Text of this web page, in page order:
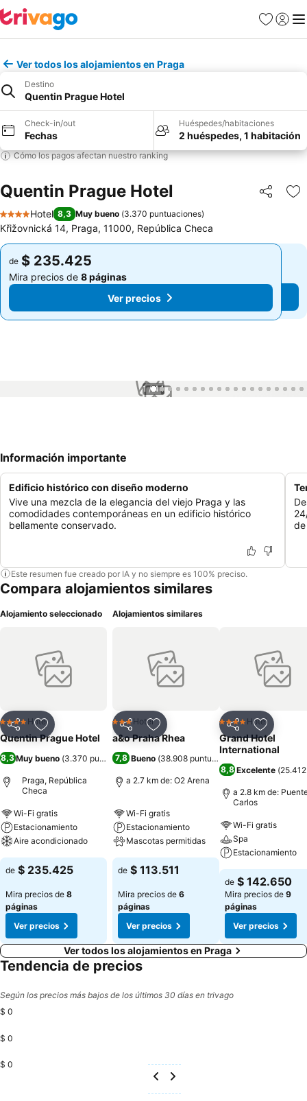
Favoritos
Iniciar
Ver todos los alojamientos en Praga
Destino
Quentin Prague Hotel
Check-in/out
Fechas
Huéspedes/habitaciones
2 huéspedes, 1 habitación
Cómo los pagos afectan nuestro ranking
Quentin Prague Hotel Compartir
4 Estrellas
Hotel 8,3 Muy bueno (3.370 puntuaciones)
Křižovnická 14, Praga, 11000, República Checa
de $ 235.425
Mira precios de 8 páginas
Ver precios
de $ 235.425
Mira precios de 8 páginas
Ver precios
1 / 44
Información importante
Edificio histórico con diseño moderno
Vive una mezcla de la elegancia del viejo Praga y las
comodidades contemporáneas en un edificio histórico
bellamente conservado.
Este resumen fue creado por IA y no siempre es 100% preciso.
Compara alojamientos similares
Alojamiento seleccionado
CompartirAgregar a favoritos
4 EstrellasHotel
Quentin Prague Hotel
8,3Muy bueno (3.370 puntuaciones)
Praga, República
Checa
Wi-Fi gratis
Estacionamiento
Aire acondicionado
de $ 235.425
Mira precios de 8
páginas
Ver precios
Alojamientos similares
CompartirAgregar a favoritos
3 Estrellas
Hotel
a&o Praha Rhea
7,8 Bueno (38.908 puntuaciones
a 2.7 km de: O2 Arena
Wi-Fi gratis
Estacionamiento
Mascotas permitidas
de $ 113.511
Mira precios de 6
páginas
Ver precios
CompartirAgregar
4 EstrellasHotel
Grand Hotel
International
8,8 Excelente (
a 2.8 km de:
Carlos
Wi-Fi gratis
Spa
Estacionamiento
de $ 142.650
Mira precios de 9
páginas
Ver precios
Ver todos los alojamientos en Praga
Tendencia de precios
Según los precios más bajos de los últimos 30 días en trivago
$ 0
$ 0
$ 0